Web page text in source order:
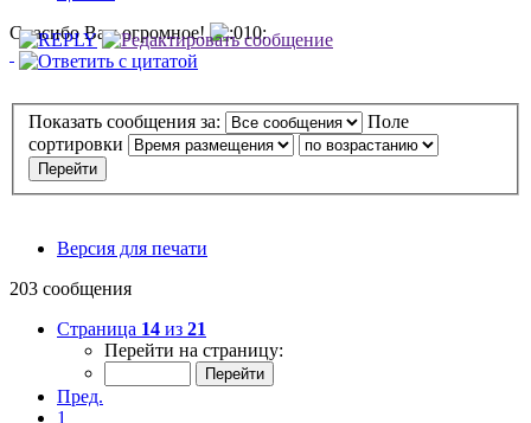
Спасибо Вам огромное!
Показать сообщения за:
Поле
сортировки
Версия для печати
203 сообщения
Страница 14 из 21
Перейти на страницу:
Пред.
1